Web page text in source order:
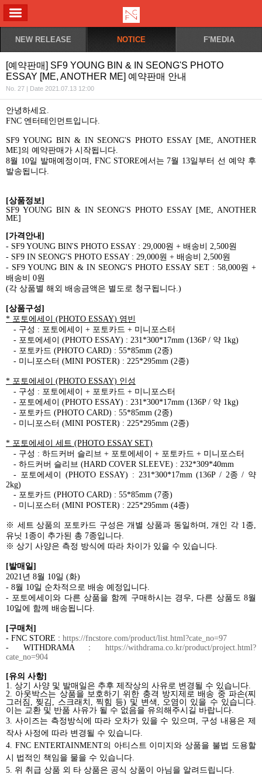
NEW RELEASE NOTICE F'MEDIA
[예약판매] SF9 YOUNG BIN & IN SEONG'S PHOTO
ESSAY [ME, ANOTHER ME] 예약판매 안내
No. 27 | Date 2021.07.13 12:00
안녕하세요.
FNC 엔터테인먼트입니다.
SF9 YOUNG BIN & IN SEONG'S PHOTO ESSAY [ME, ANOTHER
ME] 의 예약판매가 시작됩니다.
8월 10일 발매예정이며 , FNC STORE에서는 7월 13일부터 선 예약 후
발송됩니다.
[상품정보]
SF9 YOUNG BIN & IN SEONG'S PHOTO ESSAY [ME, ANOTHER
ME]
[가격안내 ]
- SF9 YOUNG BIN'S PHOTO ESSAY : 29,000원 + 배송비 2,500원
- SF9 IN SEONG'S PHOTO ESSAY : 29,000원 + 배송비 2,500원
- SF9 YOUNG BIN & IN SEONG'S PHOTO ESSAY SET : 58,000원+
배송비 0원
(각 상품별 해외 배송금액은 별도로 청구됩니다.)
[상품구성]
* 포토에세이 (PHOTO ESSAY) 영빈
- 구성 : 포토에세이 + 포토카드 + 미니포스터
- 포토에세이 (PHOTO ESSAY) : 231*300*17mm (136P / 약 1kg)
- 포토카드 (PHOTO CARD) : 55*85mm (2종)
- 미니포스터 (MINI POSTER) : 225*295mm (2종)
* 포토에세이 (PHOTO ESSAY) 인성
- 구성 : 포토에세이 + 포토카드 + 미니포스터
- 포토에세이 (PHOTO ESSAY) : 231*300*17mm (136P / 약 1kg)
- 포토카드 (PHOTO CARD) : 55*85mm (2종)
- 미니포스터 (MINI POSTER) : 225*295mm (2종)
* 포토에세이 세트 (PHOTO ESSAY SET)
- 구성 :하드커버 슬리브 + 포토에세이 + 포토카드 + 미니포스터
-하드커버 슬리브 (HARD COVER SLEEVE) : 232*309*40mm
- 포토에세이 (PHOTO ESSAY) : 231*300*17mm (136P / 2종 / 약
2kg)
- 포토카드 (PHOTO CARD) : 55*85mm (7종)
- 미니포스터 (MINI POSTER) : 225*295mm (4종)
※ 세트 상품의 포토카드 구성은 개별 상품과 동일하며 ,개인 각 1종,
유닛 1종이 추가된 총 7종입니다.
※ 상기 사양은 측정 방식에 따라 차이가 있을 수 있습니다.
[발매일]
2021년 8월 10일 (화)
- 8월 10일 순차적으로 배송 예정입니다.
- 포토에세이와 다른 상품을 함께 구매하시는 경우, 다른 상품도8월
10일에 함께 배송됩니다.
[구매처 ]
- FNC STORE : https://fncstore.com/product/list.html?cate_no=97
- WITHDRAMA : https://withdrama.co.kr/product/project.html?
cate_no=904
[유의 사항]
1. 상기 사양 및 발매일은 추후 제작상의 사유로 변경될 수 있습니다.
2. 아웃박스는 상품을 보호하기 위한 충격 방지제로 배송 중 파손(찌
그러짐 , 찢김 , 스크래치 , 찍힘 등) 및 변색 , 오염이 있을 수 있습니다.
이는 교환 및 반품 사유가 될 수 없음을 유의해주시길 바랍니다.
3. 사이즈는 측정방식에 따라 오차가 있을 수 있으며 , 구성 내용은 제
작사 사정에 따라 변경될 수 있습니다.
4. FNC ENTERTAINMENT의 아티스트 이미지와 상품을 불법 도용할
시 법적인 책임을 물을 수 있습니다.
5. 위 취급 상품 외 타 상품은 공식 상품이 아님을 알려드립니다.